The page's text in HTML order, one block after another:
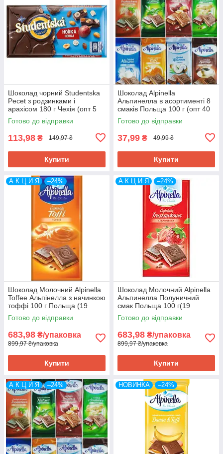
Шоколад чорний Studentska
Pecet з родзинками і
арахісом 180 г Чехія (опт 5
шт)
Готово до відправки
113,98 ₴ 149,97 ₴
Купити
Шоколад Alpinella
Альпинелла в асортименті 8
смаків Польща 100 г (опт 40
шт)
Готово до відправки
37,99 ₴ 49,99 ₴
Купити
А К Ц И Я –24%
Шоколад Молочний Alpinella
Toffee Альпінелла з начинкою
тоффі 100 г Польща (19
шт./1уп)
Готово до відправки
683,98 ₴/упаковка
899,97 ₴/упаковка
Купити
А К Ц И Я –24%
Шоколад Молочний Alpinella
Альпинелла Полуничний
смак Польща 100 г(19
шт/1уп)
Готово до відправки
683,98 ₴/упаковка
899,97 ₴/упаковка
Купити
А К Ц И Я –24% НОВИНКА –24%